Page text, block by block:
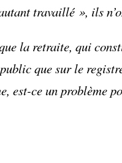
travaillé », ils
la retraite, qui
que sur le
est-ce un problème